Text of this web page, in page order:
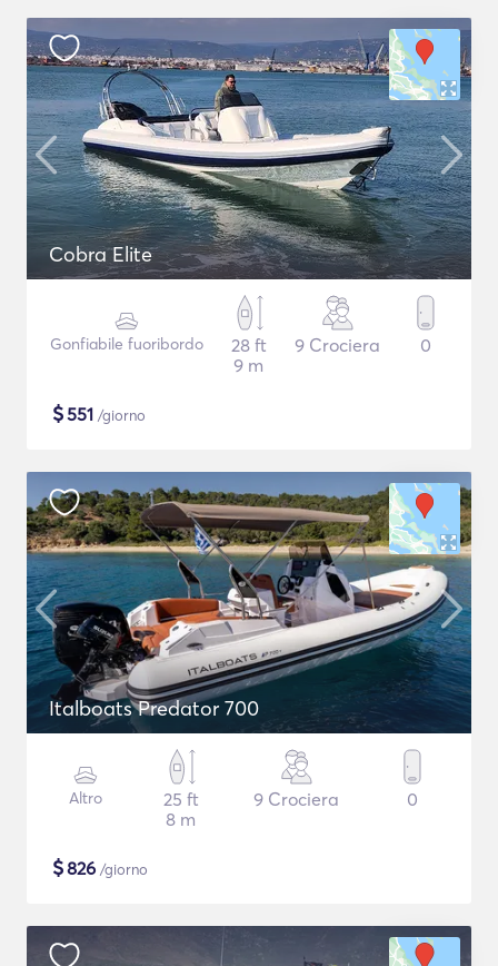
Cobra Elite
Gonfiabile fuoribordo
28 ft
9 m
9 Crociera 0
$551 /giorno
Italboats Predator 700
Altro
25 ft
8 m
9 Crociera 0
$826 /giorno